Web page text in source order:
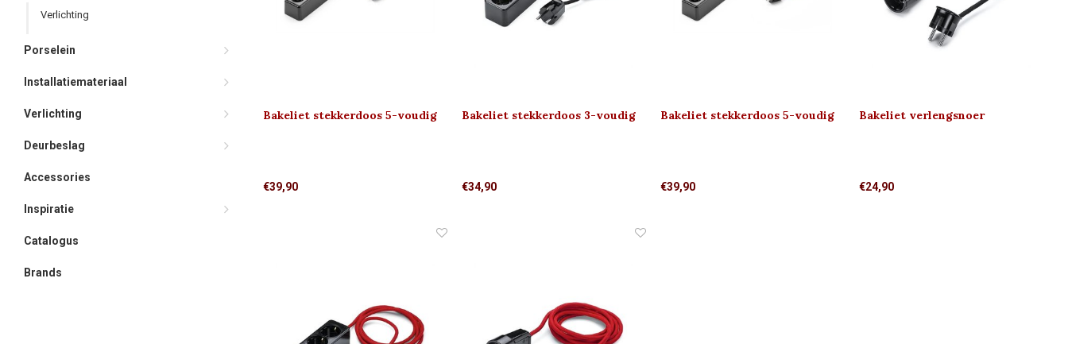
Verlichting
Porselein
Installatiemateriaal
Verlichting
Deurbeslag
Accessories
Inspiratie
Catalogus
Brands
Bakeliet stekkerdoos 5-voudig
€39,90
Bakeliet stekkerdoos 3-voudig
€34,90
Bakeliet stekkerdoos 5-voudig
€39,90
Bakeliet verlengsnoer
€24,90